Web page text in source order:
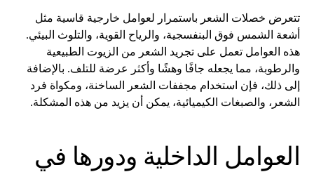
تتعرض خصلات الشعر باستمرار لعوامل خارجية قاسية مثل
أشعة الشمس فوق البنفسجية، والرياح القوية، والتلوث البيئي.
هذه العوامل تعمل على تجريد الشعر من الزيوت الطبيعية
والرطوبة، مما يجعله جافًا وهشًا وأكثر عرضة للتلف. بالإضافة
إلى ذلك، فإن استخدام مجففات الشعر الساخنة، ومكواة فرد
الشعر، والصبغات الكيميائية، يمكن أن يزيد من هذه المشكلة.
العوامل الداخلية ودورها في